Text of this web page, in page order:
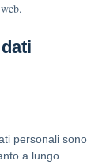
personali sono
a lungo